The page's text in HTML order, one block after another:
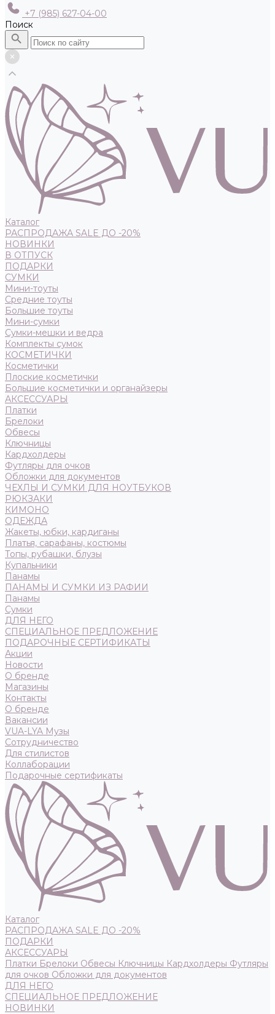
+7 (985) 627-04-00
Поиск
Каталог
РАСПРОДАЖА SALE ДО -20%
НОВИНКИ
В ОТПУСК
ПОДАРКИ
СУМКИ
Мини-тоуты
Средние тоуты
Большие тоуты
Мини-сумки
Сумки-мешки и ведра
Комплекты сумок
КОСМЕТИЧКИ
Косметички
Плоские косметички
Большие косметички и органайзеры
АКСЕССУАРЫ
Платки
Брелоки
Обвесы
Ключницы
Кардхолдеры
Футляры для очков
Обложки для документов
ЧЕХЛЫ И СУМКИ ДЛЯ НОУТБУКОВ
РЮКЗАКИ
КИМОНО
ОДЕЖДА
Жакеты, юбки, кардиганы
Платья, сарафаны, костюмы
Топы, рубашки, блузы
Купальники
Панамы
ПАНАМЫ И СУМКИ ИЗ РАФИИ
Панамы
Сумки
ДЛЯ НЕГО
СПЕЦИАЛЬНОЕ ПРЕДЛОЖЕНИЕ
ПОДАРОЧНЫЕ СЕРТИФИКАТЫ
Акции
Новости
О бренде
Магазины
Контакты
О бренде
Вакансии
VUA-LYA Музы
Сотрудничество
Для стилистов
Коллаборации
Подарочные сертификаты
Каталог
РАСПРОДАЖА SALE ДО -20%
ПОДАРКИ
АКСЕССУАРЫ
Платки Брелоки Обвесы Ключницы Кардхолдеры Футляры
для очков Обложки для документов
ДЛЯ НЕГО
СПЕЦИАЛЬНОЕ ПРЕДЛОЖЕНИЕ
НОВИНКИ